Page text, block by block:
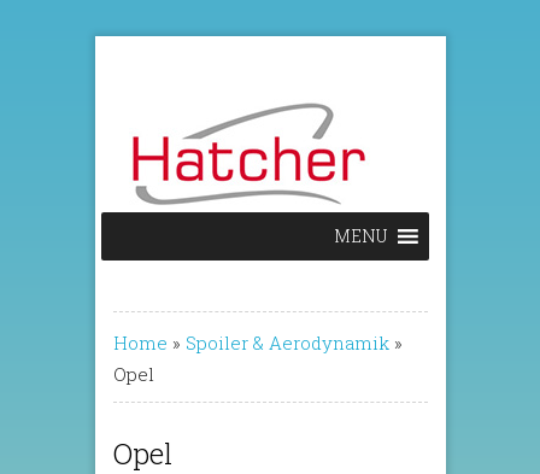
MENU
Home » Spoiler & Aerodynamik »
Opel
Opel